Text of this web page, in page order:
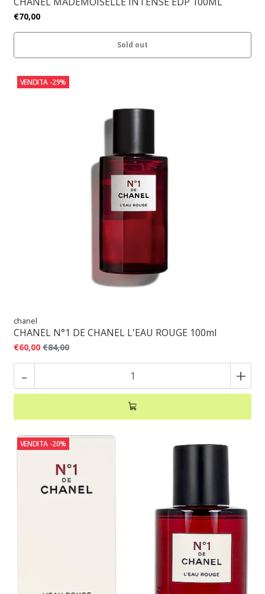
€70,00
Sold out
VENDITA -29%
chanel
CHANEL N°1 DE CHANEL L'EAU ROUGE 100ml
€60,00 €84,00
- +
VENDITA -20%